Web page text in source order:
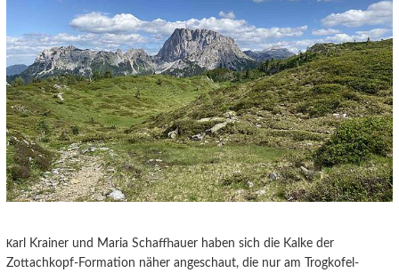
Karl Krainer und Maria Schaffhauer haben sich die Kalke der
Zottachkopf-Formation näher angeschaut, die nur am Trogkofel-